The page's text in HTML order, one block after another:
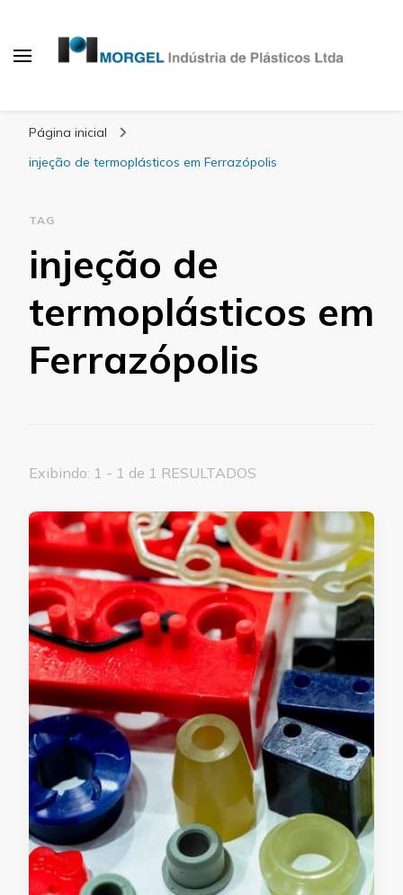
Página inicial
injeção de termoplásticos em Ferrazópolis
TAG
injeção de
termoplásticos em
Ferrazópolis
Exibindo: 1 - 1 de 1 RESULTADOS